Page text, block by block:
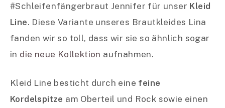
#Schleifenfängerbraut Jennifer für unser Kleid
Line. Diese Variante unseres Brautkleides Lina
fanden wir so toll, dass wir sie so ähnlich sogar
in die neue Kollektion aufnahmen.
Kleid Line besticht durch eine feine
Kordelspitze am Oberteil und Rock sowie einen